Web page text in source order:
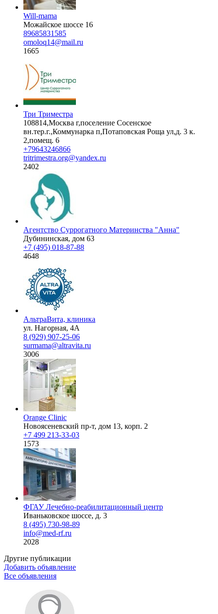
Will-mama
Можайское шоссе 16
89685831585
omoloq14@mail.ru
1665
Три Триместра
108814,Москва г,поселение Сосенское
вн.тер.г.,Коммунарка п,Потаповская Роща ул,д. 3 к.
2,помещ. 6
+79643246866
tritrimestra.org@yandex.ru
2402
Агентство Суррогатного Материнства "Анна"
Дубининская, дом 63
+7 (495) 018-87-88
4648
АльтраВита, клиника
ул. Нагорная, 4А
8 (929) 907-25-06
surmama@altravita.ru
3006
Orange Clinic
Новоясеневский пр-т, дом 13, корп. 2
+7 499 213-33-03
1573
ФГАУ Лечебно-реабилитационный центр
Иваньковское шоссе, д. 3
8 (495) 730-98-89
info@med-rf.ru
2028
Другие публикации
Добавить объявление
Все объявления